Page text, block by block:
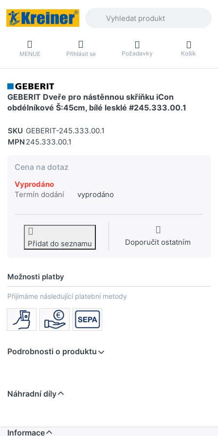
MENUE Přihlásit se Požadavky Košík
GEBERIT Dveře pro nástěnnou skříňku iCon
obdélníkové Š:45cm, bílé lesklé #245.333.00.1
SKU GEBERIT-245.333.00.1
MPN 245.333.00.1
Cena na dotaz
Vyprodáno
Termín dodání
vyprodáno
Přidat do seznamu Doporučit ostatním
Možnosti platby
Přijímáme následující platební metody
Podrobnosti o produktu
Náhradní díly
Informace